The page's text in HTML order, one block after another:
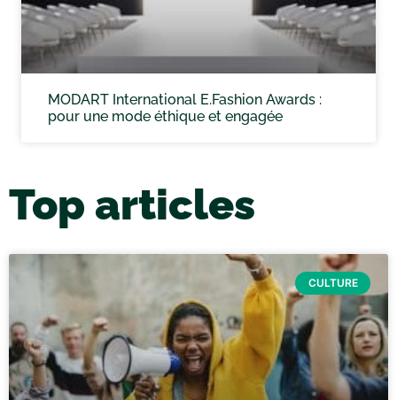
MODART International E.Fashion Awards :
pour une mode éthique et engagée
Top articles
CULTURE